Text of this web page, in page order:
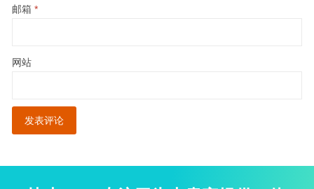
邮箱 *
网站